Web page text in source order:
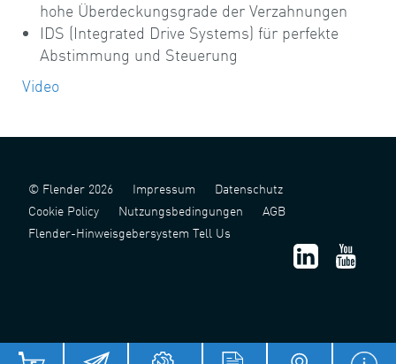
hohe Überdeckungsgrade der Verzahnungen
IDS (Integrated Drive Systems) für perfekte
Abstimmung und Steuerung
Video
© Flender 2026 Impressum
Datenschutz
Cookie Policy
Nutzungsbedingungen
AGB
Flender-Hinweisgebersystem Tell Us